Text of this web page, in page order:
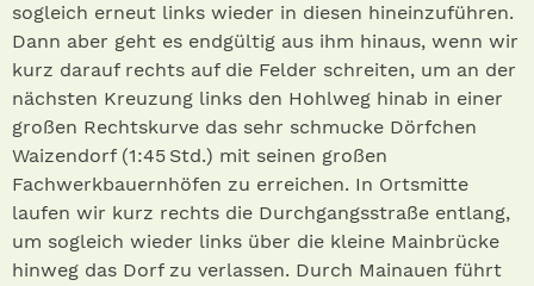
sogleich erneut links wieder in diesen hineinzuführen.
Dann aber geht es endgültig aus ihm hinaus, wenn wir
kurz darauf rechts auf die Felder schreiten, um an der
nächsten Kreuzung links den Hohlweg hinab in einer
großen Rechtskurve das sehr schmucke Dörfchen
Waizendorf (1:45 Std.) mit seinen großen
Fachwerkbauernhöfen zu erreichen. In Ortsmitte
laufen wir kurz rechts die Durchgangsstraße entlang,
um sogleich wieder links über die kleine Mainbrücke
hinweg das Dorf zu verlassen. Durch Mainauen führt